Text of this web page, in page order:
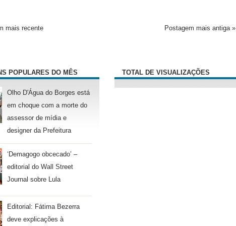
mais recente Postagem mais antiga »
POPULARES DO MÊS
Olho D'Água do Borges está
em choque com a morte do
assessor de mídia e
designer da Prefeitura
‘Demagogo obcecado’ –
editorial do Wall Street
Journal sobre Lula
Editorial: Fátima Bezerra
deve explicações à
TOTAL DE VISUALIZAÇÕES